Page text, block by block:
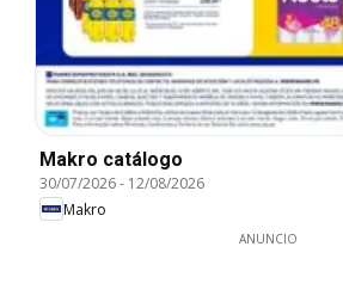
Makro catálogo
30/07/2026- 12/08/2026
Makro
ANUNCIO